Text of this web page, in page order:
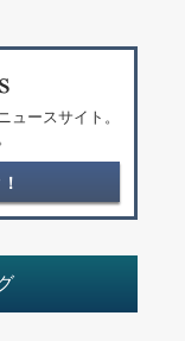
ュースサイト。